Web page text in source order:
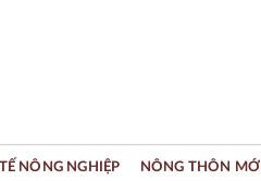
NÔNG NGHIỆP NÔNG THÔN MỚI